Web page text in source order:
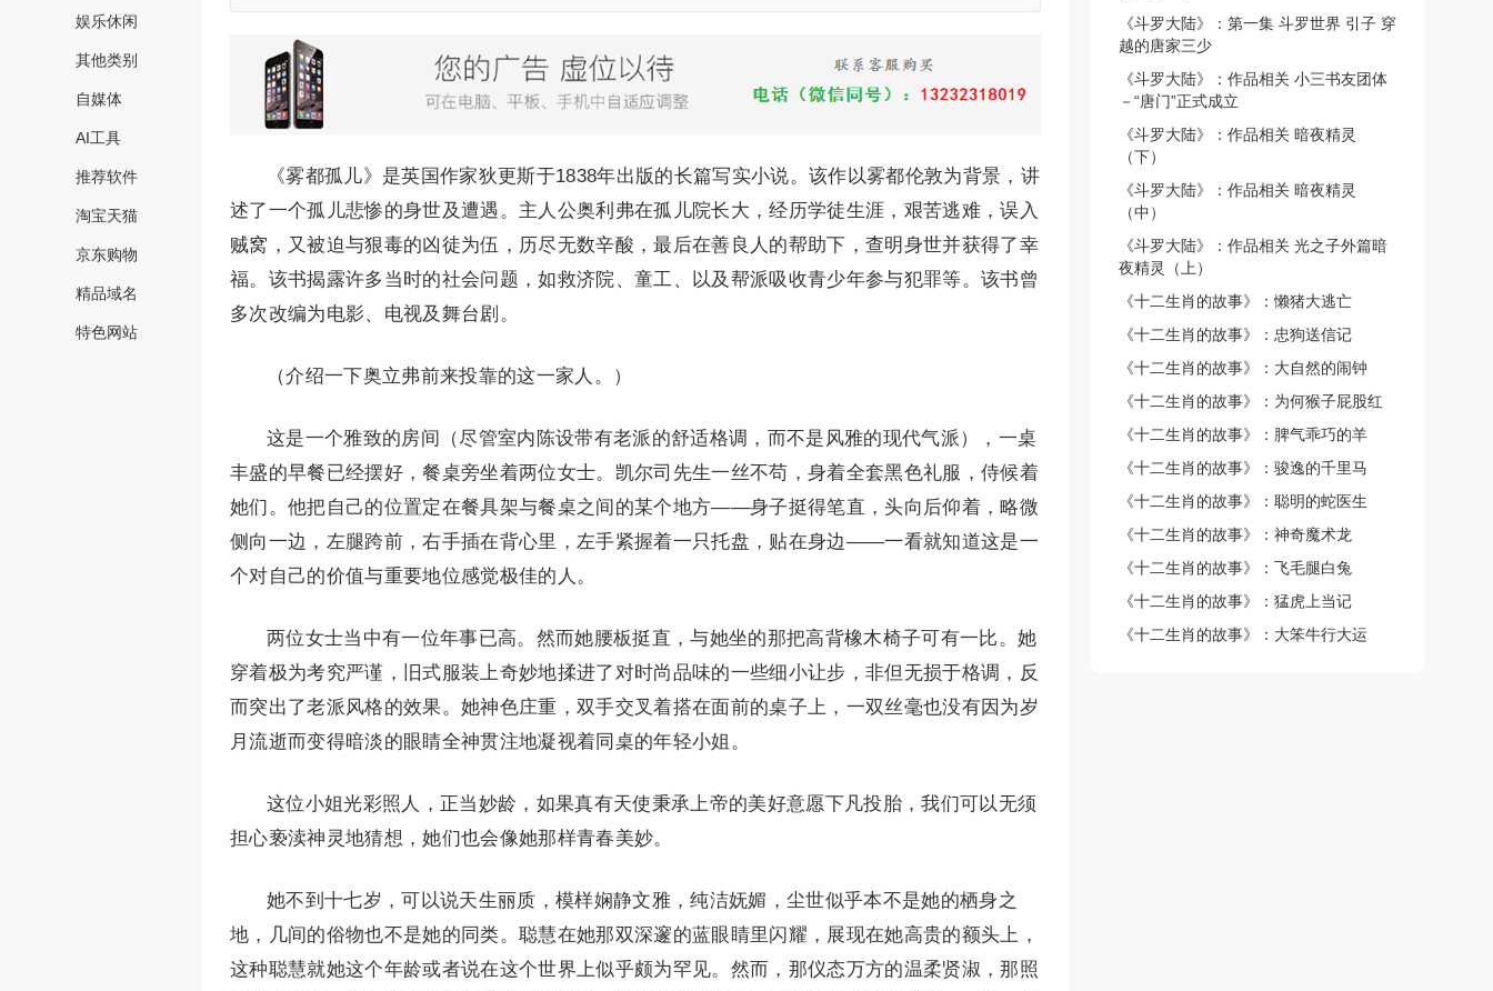
娱乐休闲
其他类别
自媒体
AI工具
推荐软件
淘宝天猫
京东购物
精品域名
特色网站
《雾都孤儿》是英国作家狄更斯于1838年出版的长篇写实小说。该作以雾都伦敦为背景，讲
述了一个孤儿悲惨的身世及遭遇。主人公奥利弗在孤儿院长大，经历学徒生涯，艰苦逃难，误入
贼窝，又被迫与狠毒的凶徒为伍，历尽无数辛酸，最后在善良人的帮助下，查明身世并获得了幸
福。该书揭露许多当时的社会问题，如救济院、童工、以及帮派吸收青少年参与犯罪等。该书曾
多次改编为电影、电视及舞台剧。
（介绍一下奥立弗前来投靠的这一家人。）
这是一个雅致的房间（尽管室内陈设带有老派的舒适格调，而不是风雅的现代气派），一桌
丰盛的早餐已经摆好，餐桌旁坐着两位女士。凯尔司先生一丝不苟，身着全套黑色礼服，侍候着
她们。他把自己的位置定在餐具架与餐桌之间的某个地方——身子挺得笔直，头向后仰着，略微
侧向一边，左腿跨前，右手插在背心里，左手紧握着一只托盘，贴在身边——一看就知道这是一
个对自己的价值与重要地位感觉极佳的人。
两位女士当中有一位年事已高。然而她腰板挺直，与她坐的那把高背橡木椅子可有一比。她
穿着极为考究严谨，旧式服装上奇妙地揉进了对时尚品味的一些细小让步，非但无损于格调，反
而突出了老派风格的效果。她神色庄重，双手交叉着搭在面前的桌子上，一双丝毫也没有因为岁
月流逝而变得暗淡的眼睛全神贯注地凝视着同桌的年轻小姐。
这位小姐光彩照人，正当妙龄，如果真有天使秉承上帝的美好意愿下凡投胎，我们可以无须
担心亵渎神灵地猜想，她们也会像她那样青春美妙。
她不到十七岁，可以说天生丽质，模样娴静文雅，纯洁妩媚，尘世似乎本不是她的栖身之
地，几间的俗物也不是她的同类。聪慧在她那双深邃的蓝眼睛里闪耀，展现在她高贵的额头上，
这种聪慧就她这个年龄或者说在这个世界上似乎颇为罕见。然而，那仪态万方的温柔贤淑，那照
《斗罗大陆》：第一集 斗罗世界 引子 穿
越的唐家三少
《斗罗大陆》：作品相关 小三书友团体
－“唐门”正式成立
《斗罗大陆》：作品相关 暗夜精灵
（下）
《斗罗大陆》：作品相关 暗夜精灵
（中）
《斗罗大陆》：作品相关 光之子外篇暗
夜精灵（上）
《十二生肖的故事》：懒猪大逃亡
《十二生肖的故事》：忠狗送信记
《十二生肖的故事》：大自然的闹钟
《十二生肖的故事》：为何猴子屁股红
《十二生肖的故事》：脾气乖巧的羊
《十二生肖的故事》：骏逸的千里马
《十二生肖的故事》：聪明的蛇医生
《十二生肖的故事》：神奇魔术龙
《十二生肖的故事》：飞毛腿白兔
《十二生肖的故事》：猛虎上当记
《十二生肖的故事》：大笨牛行大运